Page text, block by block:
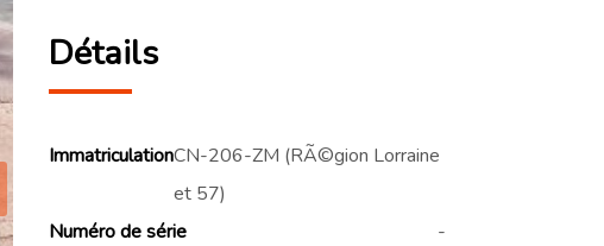
Détails
ImmatriculationCN-206-ZM (RÃ©gion Lorraine
et 57)
Numéro de série
-